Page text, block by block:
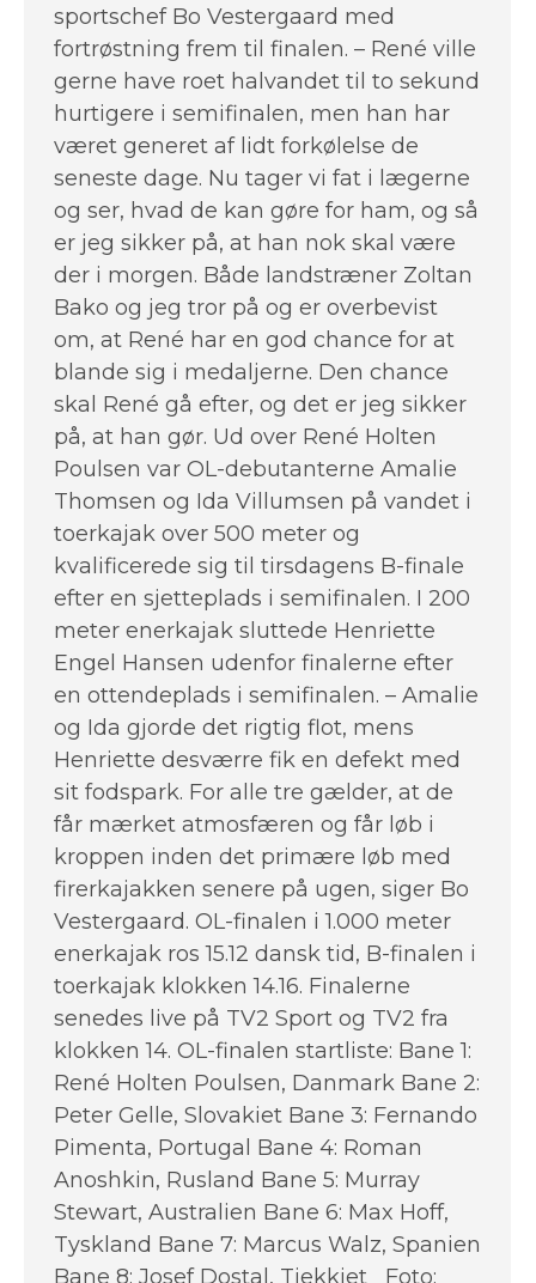
sportschef Bo Vestergaard med
fortrøstning frem til finalen. – René ville
gerne have roet halvandet til to sekund
hurtigere i semifinalen, men han har
været generet af lidt forkølelse de
seneste dage. Nu tager vi fat i lægerne
og ser, hvad de kan gøre for ham, og så
er jeg sikker på, at han nok skal være
der i morgen. Både landstræner Zoltan
Bako og jeg tror på og er overbevist
om, at René har en god chance for at
blande sig i medaljerne. Den chance
skal René gå efter, og det er jeg sikker
på, at han gør. Ud over René Holten
Poulsen var OL-debutanterne Amalie
Thomsen og Ida Villumsen på vandet i
toerkajak over 500 meter og
kvalificerede sig til tirsdagens B-finale
efter en sjetteplads i semifinalen. I 200
meter enerkajak sluttede Henriette
Engel Hansen udenfor finalerne efter
en ottendeplads i semifinalen. – Amalie
og Ida gjorde det rigtig flot, mens
Henriette desværre fik en defekt med
sit fodspark. For alle tre gælder, at de
får mærket atmosfæren og får løb i
kroppen inden det primære løb med
firerkajakken senere på ugen, siger Bo
Vestergaard. OL-finalen i 1.000 meter
enerkajak ros 15.12 dansk tid, B-finalen i
toerkajak klokken 14.16. Finalerne
senedes live på TV2 Sport og TV2 fra
klokken 14. OL-finalen startliste: Bane 1:
René Holten Poulsen, Danmark Bane 2:
Peter Gelle, Slovakiet Bane 3: Fernando
Pimenta, Portugal Bane 4: Roman
Anoshkin, Rusland Bane 5: Murray
Stewart, Australien Bane 6: Max Hoff,
Tyskland Bane 7: Marcus Walz, Spanien
Bane 8: Josef Dostal, Tjekkiet Foto: